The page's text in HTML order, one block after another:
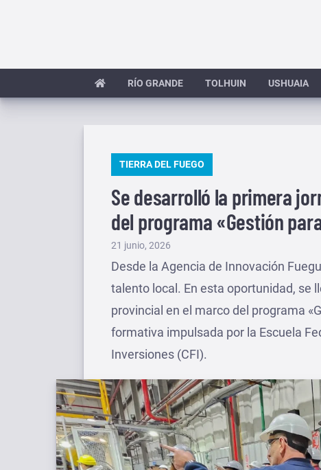
RÍO GRANDE TOLHUIN USHUAIA
PUBLICADO
TIERRA DEL FUEGO
Se desarrolló la primera
del programa «Gestión
Publicado
el
21 junio, 2026
Desde la Agencia de Innovación
talento local. En esta oportunidad, se
provincial en el marco del programa
formativa impulsada por la Escuela
Inversiones (CFI).